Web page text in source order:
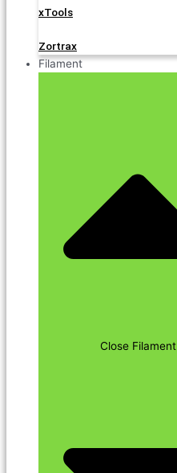
xTools
Zortrax
Filament
Close Filament